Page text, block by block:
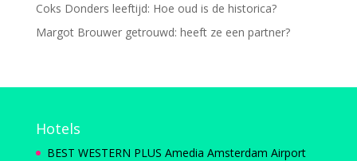
Coks Donders leeftijd: Hoe oud is de historica?
Margot Brouwer getrouwd: heeft ze een partner?
Hotels
BEST WESTERN PLUS Amedia Amsterdam Airport